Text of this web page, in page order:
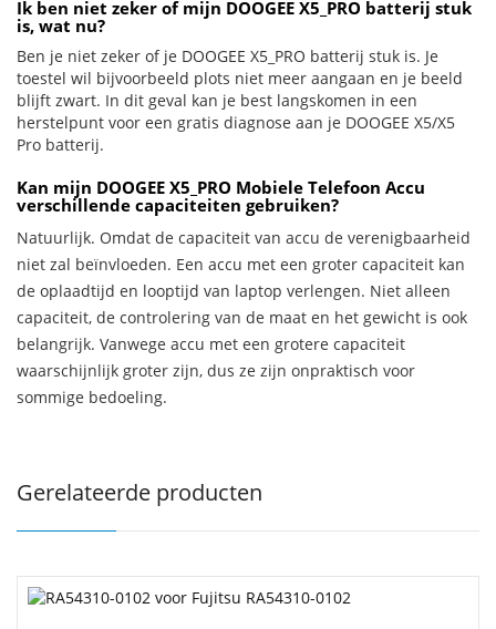
Ik ben niet zeker of mijn DOOGEE X5_PRO batterij stuk
is, wat nu?
Ben je niet zeker of je DOOGEE X5_PRO batterij stuk is. Je
toestel wil bijvoorbeeld plots niet meer aangaan en je beeld
blijft zwart. In dit geval kan je best langskomen in een
herstelpunt voor een gratis diagnose aan je DOOGEE X5/X5
Pro batterij.
Kan mijn DOOGEE X5_PRO Mobiele Telefoon Accu
verschillende capaciteiten gebruiken?
Natuurlijk. Omdat de capaciteit van accu de verenigbaarheid
niet zal beïnvloeden. Een accu met een groter capaciteit kan
de oplaadtijd en looptijd van laptop verlengen. Niet alleen
capaciteit, de controlering van de maat en het gewicht is ook
belangrijk. Vanwege accu met een grotere capaciteit
waarschijnlijk groter zijn, dus ze zijn onpraktisch voor
sommige bedoeling.
Gerelateerde producten